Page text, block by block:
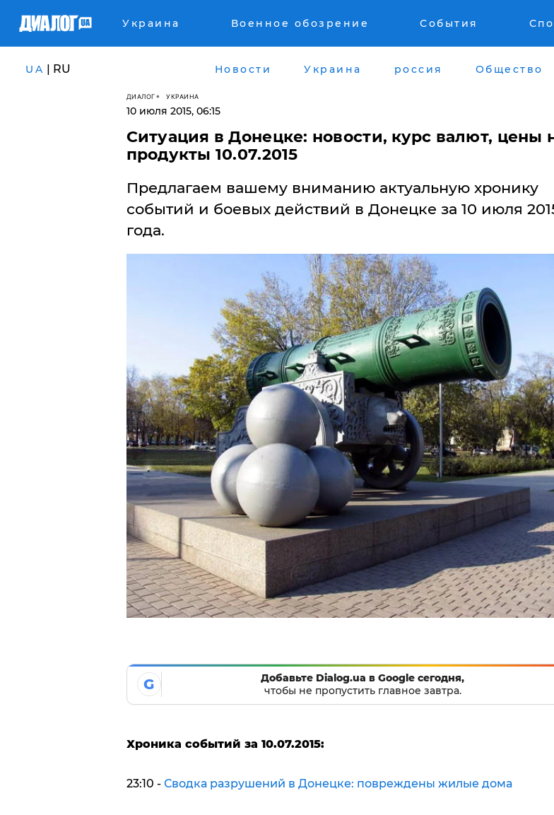
Украина Военное обозрение События
UA | RU Новости Украина россия Общество
ДИАЛОГ УКРАИНА
10 июля 2015, 06:15
Ситуация в Донецке: новости, курс валют, цены
продукты 10.07.2015
Предлагаем вашему вниманию актуальную хронику
событий и боевых действий в Донецке за 10 июля
года.
G
Добавьте Dialog.ua в Google сегодня,
чтобы не пропустить главное завтра.
Хроника событий за 10.07.2015:
23:10 - Сводка разрушений в Донецке: повреждены жилые дома